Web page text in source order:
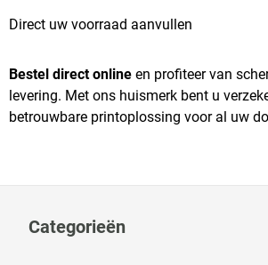
Direct uw voorraad aanvullen
Bestel direct online en profiteer van
levering. Met ons huismerk bent u
betrouwbare printoplossing voor al uw
Categorieën